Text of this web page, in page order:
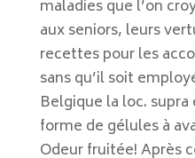
maladies que l’on
aux seniors, leurs
recettes pour les
sans qu’il soit
Belgique la loc.
forme de gélules à
Odeur fruitée! Après